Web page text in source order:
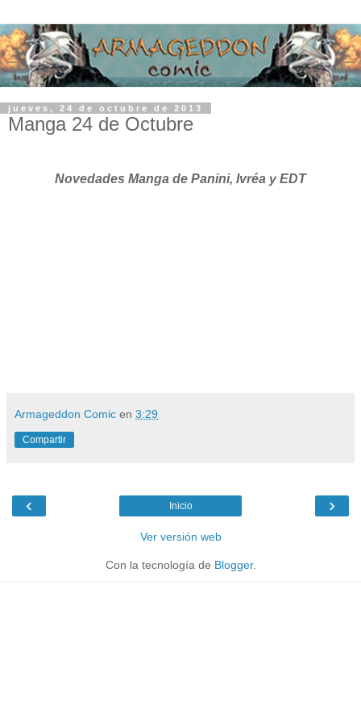
jueves, 24 de octubre de 2013
Manga 24 de Octubre
Novedades Manga de Panini, Ivréa y EDT
Armageddon Comic en 3:29
Compartir
‹ ›
Inicio
Ver versión web
Con la tecnología de Blogger.